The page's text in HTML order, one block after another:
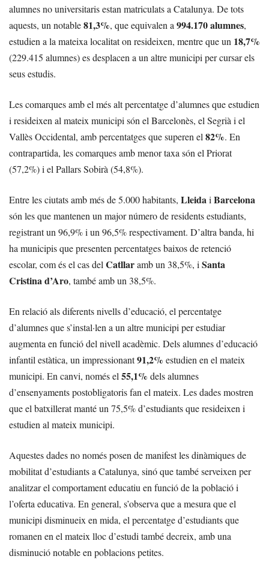
alumnes no universitaris estan matriculats a Catalunya. De tots
aquests, un notable81,3%, que equivalen a 994.170 alumnes,
estudien a la mateixa localitat on resideixen, mentre que un 18,7%
(229.415 alumnes) es desplacen a un altre municipi per cursar els
seus estudis.
Les comarques amb el més alt percentatge d’alumnes que estudien
i resideixen al mateix municipi són el Barcelonès, el Segrià i el
Vallès Occidental, amb percentatges que superen el 82%. En
contrapartida, les comarques amb menor taxa són el Priorat
(57,2%) i el Pallars Sobirà (54,8%).
Entre les ciutats amb més de 5.000 habitants, Lleidai Barcelona
són les que mantenen un major número de residents estudiants,
registrant un 96,9% i un 96,5% respectivament. D’altra banda, hi
ha municipis que presenten percentatges baixos de retenció
escolar, com és el cas del Catllaramb un 38,5%, i Santa
Cristina d’Aro, també amb un 38,5%.
En relació als diferents nivells d’educació, el percentatge
d’alumnes que s’instal·len a un altre municipi per estudiar
augmenta en funció del nivell acadèmic. Dels alumnes d’educació
infantil estàtica, un impressionant91,2% estudien en el mateix
municipi. En canvi, només el 55,1% dels alumnes
d’ensenyaments postobligatoris fan el mateix. Les dades mostren
que el batxillerat manté un 75,5% d’estudiants que resideixen i
estudien al mateix municipi.
Aquestes dades no només posen de manifest les dinàmiques de
mobilitat d’estudiants a Catalunya, sinó que també serveixen per
analitzar el comportament educatiu en funció de la població i
l’oferta educativa. En general, s’observa que a mesura que el
municipi disminueix en mida, el percentatge d’estudiants que
romanen en el mateix lloc d’estudi també decreix, amb una
disminució notable en poblacions petites.